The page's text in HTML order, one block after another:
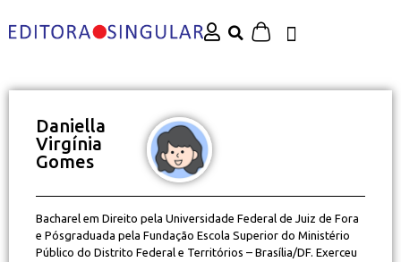
Daniella
Virgínia
Gomes
Bacharel em Direito pela Universidade Federal de Juiz de Fora
e Pósgraduada pela Fundação Escola Superior do Ministério
Público do Distrito Federal e Territórios – Brasília/DF. Exerceu